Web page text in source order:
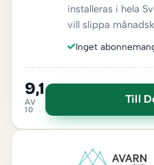
installeras i hela
vill slippa
Inget
9,1
AV
10
Till